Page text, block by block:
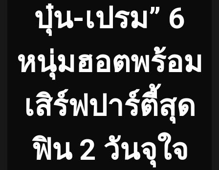
บุ๋น-เปรม” 6
หนุ่มฮอตพร้อม
เสิร์ฟปาร์ตี้สุด
ฟิน 2 วันจุใจ